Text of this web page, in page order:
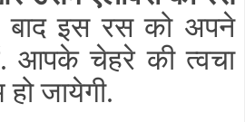
इस रस को अपने
आपके चेहरे की त्वचा
जायेगी.